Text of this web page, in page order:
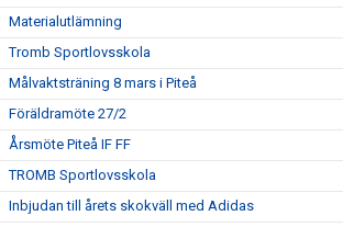
Materialutlämning
Tromb Sportlovsskola
Målvaktsträning 8 mars i Piteå
Föräldramöte 27/2
Årsmöte Piteå IF FF
TROMB Sportlovsskola
Inbjudan till årets skokväll med Adidas